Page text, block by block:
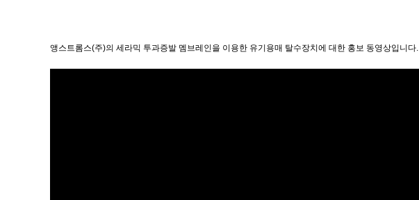
앵스트롬스(주)의 세라믹 투과증발 멤브레인을 이용한 유기용매 탈수장치에 대한 홍보 동영상입니다.